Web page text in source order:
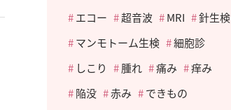
エコー
超音波 MRI
針生検
マンモトーム生検
細胞診
しこり
腫れ 痛み
痒み
陥没
赤み
できもの